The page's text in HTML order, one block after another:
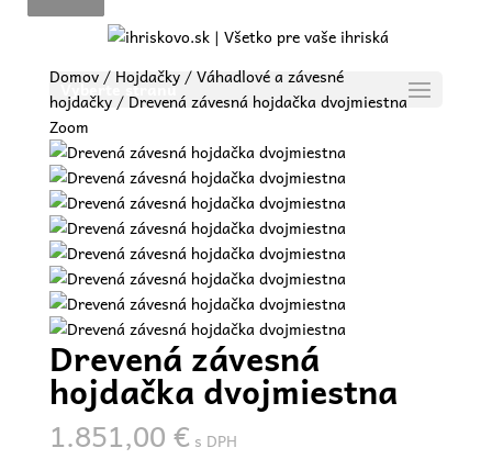
Vyberte stranu
Domov/ Hojdačky/Váhadlové a závesné
hojdačky/ Drevená závesná hojdačka dvojmiestna
Zoom
Drevená závesná
hojdačka dvojmiestna
1.851,00€ s DPH